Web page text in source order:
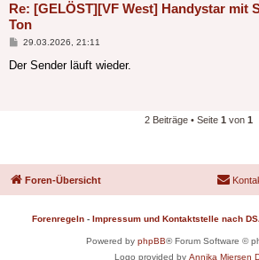
Re: [GELÖST][VF West] Handystar mit
Ton
Beitrag
29.03.2026, 21:11
Der Sender läuft wieder.
2 Beiträge • Seite 1 von 1
Foren-Übersicht
Forenregeln - Impressum und Kontaktstelle nach
Powered by phpBB® Forum Software ©
Logo provided by Annika Miersen